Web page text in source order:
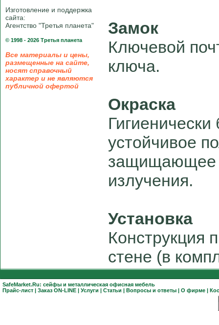
Изготовление и поддержка
сайта:
Агентство "Третья планета"
© 1998 - 2026 Третья планета
Все материалы и цены,
размещенные на сайте,
носят справочный
характер и не являются
публичной офертой
Замок
Ключевой
ключа.
Окраска
устойчивое
защищающее
излучения.
Установка
Конструкция
стене (в
SafeMarket.Ru: сейфы и металлическая офисная мебель
Прайс-лист | Заказ ON-LINE | Услуги | Статьи | Вопросы и ответы | О фирме |